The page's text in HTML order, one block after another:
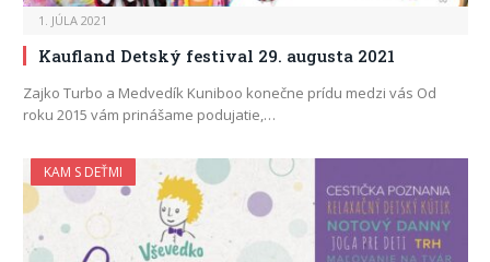
1. JÚLA 2021
Kaufland Detský festival 29. augusta 2021
Zajko Turbo a Medvedík Kuniboo konečne prídu medzi vás Od
roku 2015 vám prinášame podujatie,…
KAM S DEŤMI